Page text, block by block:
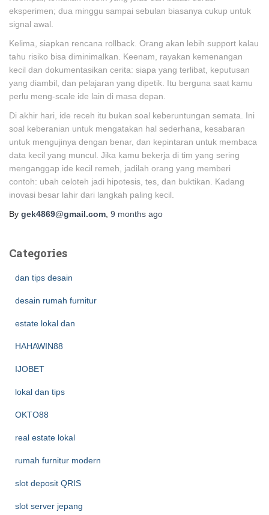
eksperimen; dua minggu sampai sebulan biasanya cukup untuk
signal awal.
Kelima, siapkan rencana rollback. Orang akan lebih support kalau
tahu risiko bisa diminimalkan. Keenam, rayakan kemenangan
kecil dan dokumentasikan cerita: siapa yang terlibat, keputusan
yang diambil, dan pelajaran yang dipetik. Itu berguna saat kamu
perlu meng-scale ide lain di masa depan.
Di akhir hari, ide receh itu bukan soal keberuntungan semata. Ini
soal keberanian untuk mengatakan hal sederhana, kesabaran
untuk mengujinya dengan benar, dan kepintaran untuk membaca
data kecil yang muncul. Jika kamu bekerja di tim yang sering
menganggap ide kecil remeh, jadilah orang yang memberi
contoh: ubah celoteh jadi hipotesis, tes, dan buktikan. Kadang
inovasi besar lahir dari langkah paling kecil.
By gek4869@gmail.com 9 months ago
Categories
dan tips desain
desain rumah furnitur
estate lokal dan
HAHAWIN88
IJOBET
lokal dan tips
OKTO88
real estate lokal
rumah furnitur modern
slot deposit QRIS
slot server jepang